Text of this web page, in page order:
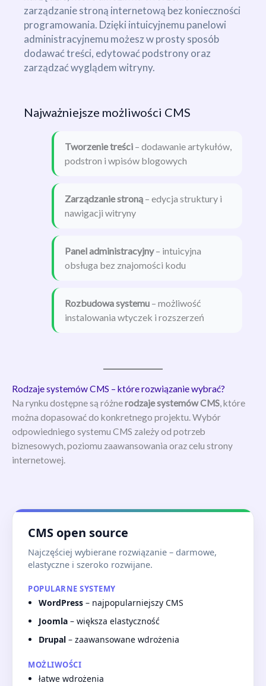
zarządzanie stroną internetową bez konieczności
programowania. Dzięki intuicyjnemu panelowi
administracyjnemu możesz w prosty sposób
dodawać treści, edytować podstrony oraz
zarządzać wyglądem witryny.
Najważniejsze możliwości CMS
Tworzenie treści– dodawanie artykułów,
podstron i wpisów blogowych
Zarządzanie stroną– edycja struktury i
nawigacji witryny
Panel administracyjny– intuicyjna
obsługa bez znajomości kodu
Rozbudowa systemu– możliwość
instalowania wtyczek i rozszerzeń
Rodzaje systemów CMS – które rozwiązanie wybrać?
Na rynku dostępne są różnerodzaje systemów CMS, które
można dopasować do konkretnego projektu. Wybór
odpowiedniego systemu CMS zależy od potrzeb
biznesowych, poziomu zaawansowania oraz celu strony
internetowej.
CMS open source
Najczęściej wybierane rozwiązanie – darmowe,
elastyczne i szeroko rozwijane.
POPULARNE SYSTEMY
WordPress – najpopularniejszy CMS
Joomla – większa elastyczność
Drupal – zaawansowane wdrożenia
MOŻLIWOŚCI
łatwe wdrożenia